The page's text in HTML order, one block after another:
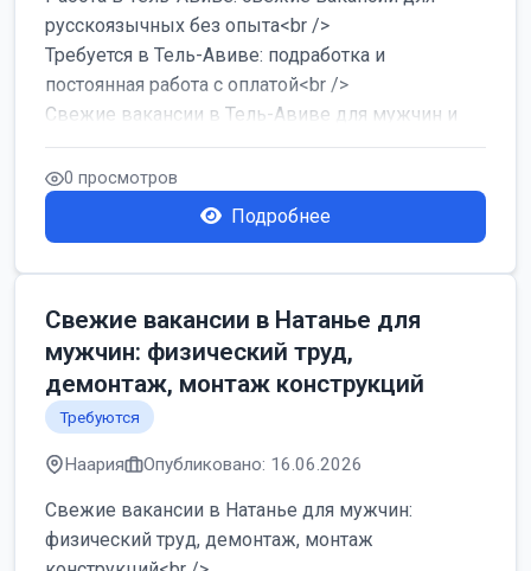
русскоязычных без опыта<br />
Требуется в Тель-Авиве: подработка и
постоянная работа с оплатой<br />
Свежие вакансии в Тель-Авиве для мужчин и
женщин от хозя...
0 просмотров
Подробнее
Свежие вакансии в Натанье для
мужчин: физический труд,
демонтаж, монтаж конструкций
Требуются
Наария Опубликовано: 16.06.2026
Свежие вакансии в Натанье для мужчин:
физический труд, демонтаж, монтаж